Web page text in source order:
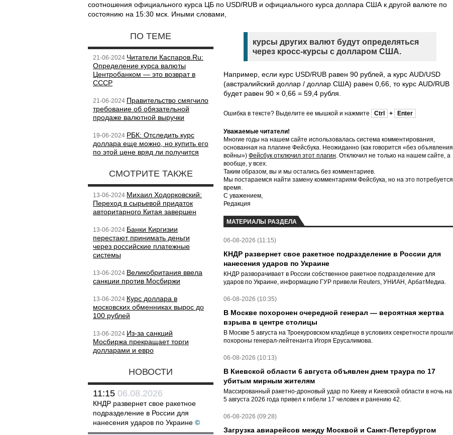
соотношения официального курса ЦБ по USD/RUB и официального курса доллара США к другой валюте по
состоянию на 15:30 мск. Иными словами,
ПО ТЕМЕ
21-06-2024 Читатели Каспаров.Ru:
Определение курса валюты
Центробанком — это возврат в
СССР
21-06-2024 Правительство смягчило
требование об обязательной
продаже валютной выручки
19-06-2024 РБК: Отследить курс
доллара еще можно, но купить его
по этой цене вряд ли получится
СМОТРИТЕ ТАКЖЕ
13-06-2024 Михаил Ходорковский:
Переход в сырьевой придаток
авторитарного Китая завершен
13-06-2024 Банки Киргизии
перестают принимать деньги
через российские платежные
системы
13-06-2024 Великобритания ввела
санкции против Мосбиржи
13-06-2024 Курс доллара в
московских обменниках вырос до
100 рублей
13-06-2024 Из-за санкций
Мосбиржа прекращает торги
долларами и евро
НОВОСТИ
11:15 06.08.2026
КНДР развернет свое ракетное
подразделение в России для
нанесения ударов по Украине ©
курсы других валют будут определяться
через кросс-курсы с долларом США.
Например, если курс USD/RUB равен 90 рублей, а курс AUD/USD
(австралийский доллар / доллар США) равен 0,66, то курс AUD/RUB
будет равен 90 × 0,66 = 59,4 рубля.
Ошибка в тексте? Выделите ее мышкой и нажмите Ctrl + Enter
Уважаемые читатели!
Многие годы на нашем сайте использовалась система комментирования,
основанная на плагине Фейсбука. Неожиданно (как говорится «без объявления
войны») Фейсбук отключил этот плагин. Отключил не только на нашем сайте, а
вообще, у всех.
Таким образом, вы и мы остались без комментариев.
Мы постараемся найти замену комментариям Фейсбука, но на это потребуется
время.
С уважением,
Редакция
МАТЕРИАЛЫ РАЗДЕЛА
06-08-2026 (11:15)
КНДР развернет свое ракетное подразделение в России для
нанесения ударов по Украине
КНДР разворачивает в России собственное ракетное подразделение для
ударов по Украине, информацию ГУР привели Reuters, УНИАН, АрбатМедиа.
06-08-2026 (10:35)
В Москве похоронен очередной генерал — вероятная жертва
взрыва в центре столицы
В Москве 5 августа на Троекуровском кладбище в условиях секретности прошли
похороны генерал-лейтенанта Игоря Ерусалимова.
06-08-2026 (10:13)
В Киевской области 6 августа объявлен днем траура по 17
убитым мирным жителям
Массированный ракетно-дроновый удар по Киеву и Киевской области в ночь на
5 августа 2026 года привел к гибели 17 человек и ранению 42.
06-08-2026 (09:28)
Загрузка авиарейсов между Москвой и Санкт-Петербургом